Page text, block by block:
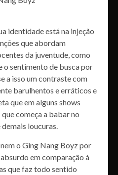
identidade está na injeção
que abordam
da juventude, como
o sentimento de busca por
a isso um contraste com
barulhentos e erráticos e
que em alguns shows
começa a babar no
loucuras.
o Ging Nang Boyz por
em comparação à
que faz todo sentido